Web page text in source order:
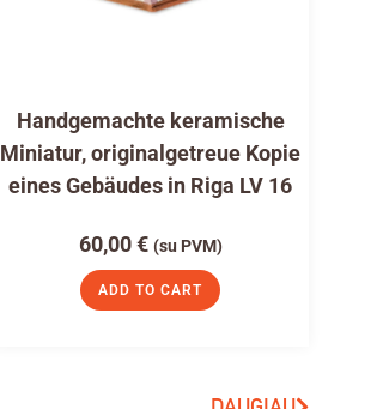
Handgemachte keramische
Miniatur, originalgetreue Kopie
eines Gebäudes in Riga LV 16
60,00€ (su PVM)
ADD TO CART